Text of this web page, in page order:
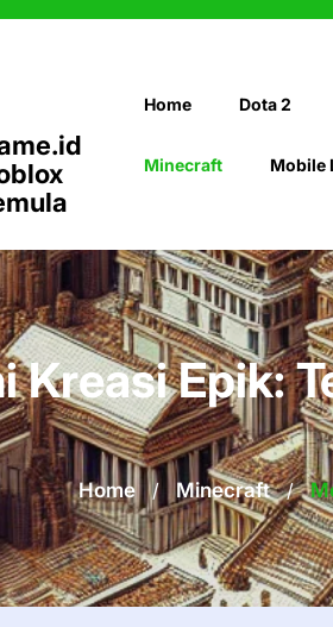
Home Dota 2
Minecraft Mobile
Kreasi Epik:
Home / Minecraft /